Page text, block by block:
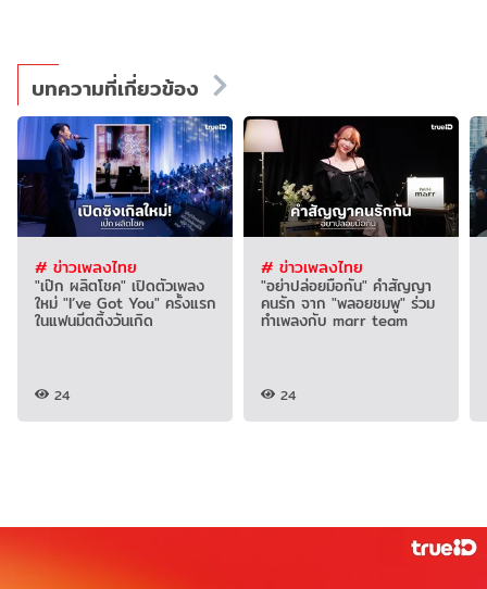
บทความที่เกี่ยวข้อง
# ข่าวเพลงไทย
"เป๊ก ผลิตโชค" เปิดตัวเพลง
ใหม่ "I’ve Got You" ครั้งแรก
ในแฟนมีตติ้งวันเกิด
24
# ข่าวเพลงไทย
"อย่าปล่อยมือกัน" คำสัญญา
คนรัก จาก "พลอยชมพู" ร่วม
ทำเพลงกับ marr team
24